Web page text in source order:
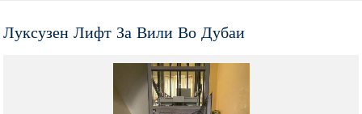
Луксузен Лифт За Вили Во Дубаи